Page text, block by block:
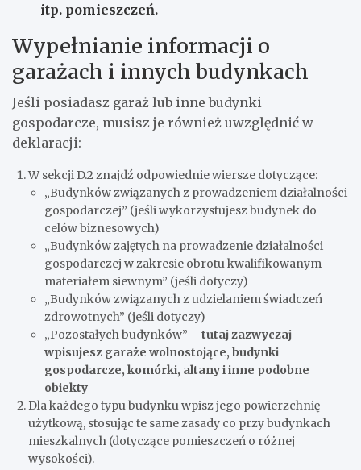
itp. pomieszczeń.
Wypełnianie informacji o
garażach i innych budynkach
Jeśli posiadasz garaż lub inne budynki
gospodarcze, musisz je również uwzględnić w
deklaracji:
W sekcji D.2 znajdź odpowiednie wiersze dotyczące:
„Budynków związanych z prowadzeniem działalności
gospodarczej” (jeśli wykorzystujesz budynek do
celów biznesowych)
„Budynków zajętych na prowadzenie działalności
gospodarczej w zakresie obrotu kwalifikowanym
materiałem siewnym” (jeśli dotyczy)
„Budynków związanych z udzielaniem świadczeń
zdrowotnych” (jeśli dotyczy)
„Pozostałych budynków” – tutaj zazwyczaj
wpisujesz garaże wolnostojące, budynki
gospodarcze, komórki, altany i inne podobne
obiekty
Dla każdego typu budynku wpisz jego powierzchnię
użytkową, stosując te same zasady co przy budynkach
mieszkalnych (dotyczące pomieszczeń o różnej
wysokości).